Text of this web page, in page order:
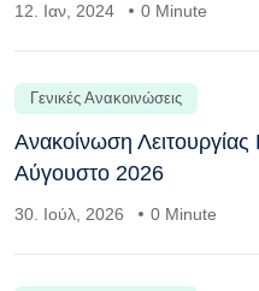
12. Ιαν, 2024 0 Minute
Γενικές Ανακοινώσεις
Ανακοίνωση Λειτουργίας
Αύγουστο 2026
30. Ιούλ, 2026 0 Minute